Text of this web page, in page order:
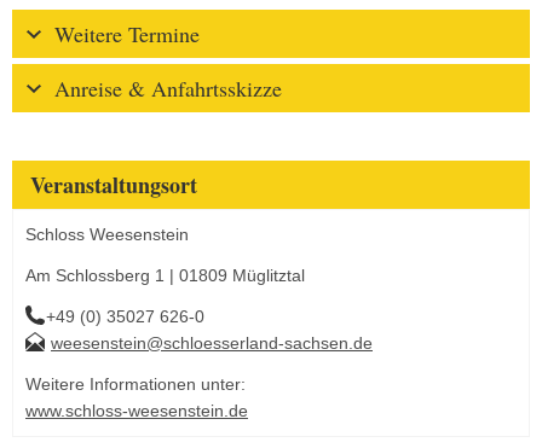
Weitere Termine
Anreise & Anfahrtsskizze
Veranstaltungsort
Schloss Weesenstein
Am Schlossberg 1 | 01809 Müglitztal
+49 (0) 35027 626-0
weesenstein@schloesserland-sachsen.de
Weitere Informationen unter:
www.schloss-weesenstein.de